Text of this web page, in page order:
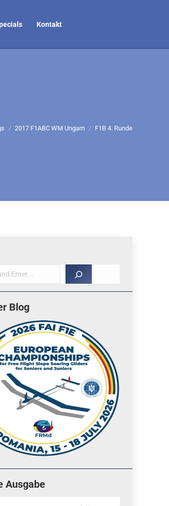
Kontakt
sich hier:
2017 F1ABC WM Ungarn F1B 4. Runde
Blog
Ausgabe